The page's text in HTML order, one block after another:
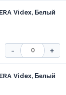
Videx, Белый
- +
Videx, Белый